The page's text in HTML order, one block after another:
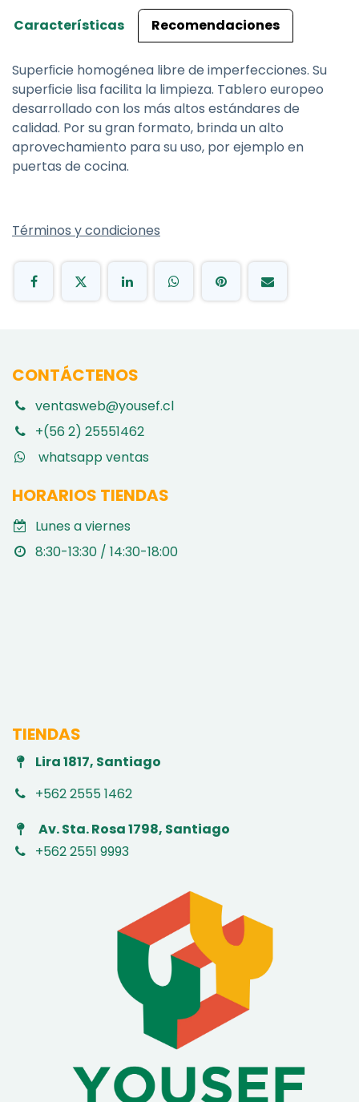
Características Recomendaciones
Superﬁcie homogénea libre de imperfecciones. Su
superﬁcie lisa facilita la limpieza. Tablero europeo
desarrollado con los más altos estándares de
calidad. Por su gran formato, brinda un alto
aprovechamiento para su uso, por ejemplo en
puertas de cocina.
Términos y condiciones
CONTÁCTENOS
ventasweb@yousef.cl
+(56 2) 25551462
whatsapp ventas
HORARIOS TIENDAS
Lunes a viernes
8:30-13:30 / 14:30-18:00
TIENDAS
Lira 1817, Santiago
+562 2555 1462
Av. Sta. Rosa 1798, Santiago
+562 2551 9993